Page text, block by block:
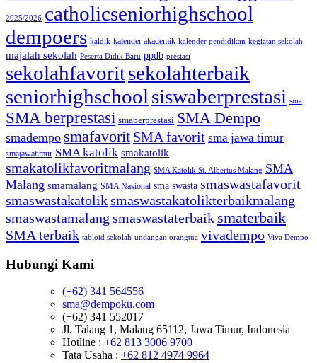
2025/2026 catholicseniorhighschool
dempoers kaldik kalender akademik kalender pendidikan kegiatan sekolah
majalah sekolah Peserta Didik Baru ppdb prestasi
sekolahfavoritsekolahterbaik
seniorhighschool siswaberprestasi sma
SMA berprestasi smaberprestasi SMA Dempo
smadempo smafavorit SMA favorit sma jawa timur
smajawatimur SMA katolik smakatolik
smakatolikfavoritmalang SMA Katolik St. Albertus Malang SMA
Malang smamalang SMA Nasional sma swasta smaswastafavorit
smaswastakatoliksmaswastakatolikterbaikmalang
smaswastamalang smaswastaterbaik smaterbaik
SMA terbaik tabloid sekolah undangan orangtua vivadempo Viva Dempo
Hubungi Kami
(+62) 341 564556
sma@dempoku.com
(+62) 341 552017
Jl. Talang 1, Malang 65112, Jawa Timur, Indonesia
Hotline : +62 813 3006 9700
Tata Usaha : +62 812 4974 9964